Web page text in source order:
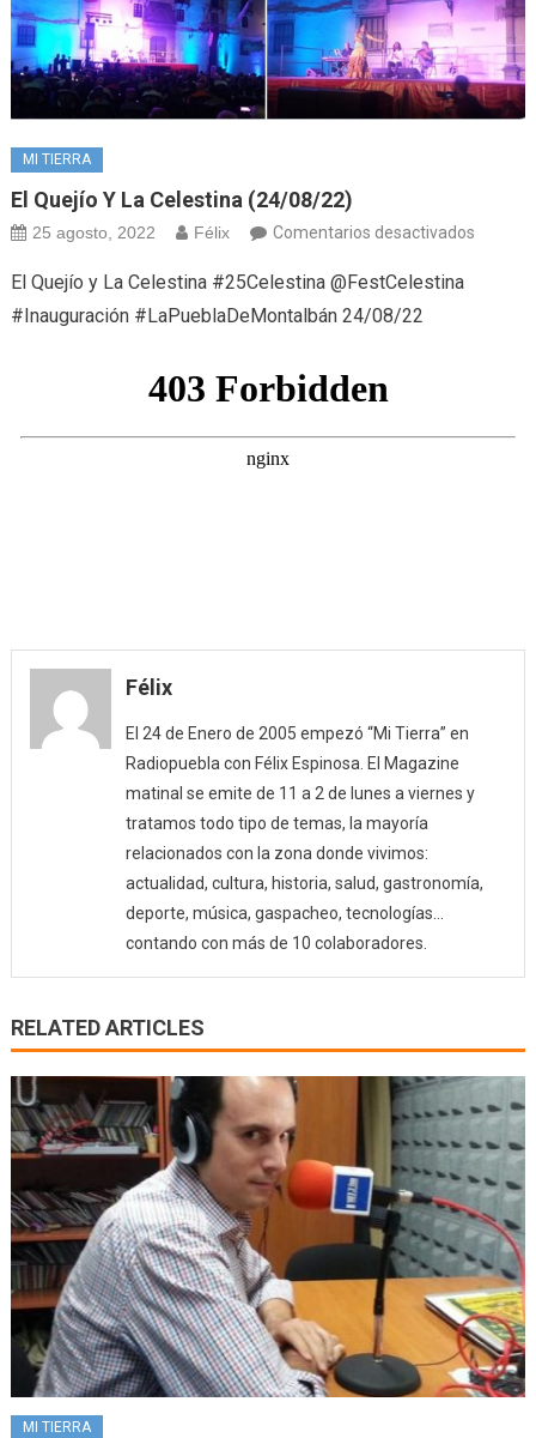
MI TIERRA
El Quejío Y La Celestina (24/08/22)
25 agosto, 2022 Félix Comentarios desactivadosen
El Quejío y La Celestina #25Celestina @FestCelestina
#Inauguración #LaPueblaDeMontalbán 24/08/22
Félix
El 24 de Enero de 2005 empezó “Mi Tierra” en
Radiopuebla con Félix Espinosa. El Magazine
matinal se emite de 11 a 2 de lunes a viernes y
tratamos todo tipo de temas, la mayoría
relacionados con la zona donde vivimos:
actualidad, cultura, historia, salud, gastronomía,
deporte, música, gaspacheo, tecnologías…
contando con más de 10 colaboradores.
RELATED ARTICLES
MI TIERRA